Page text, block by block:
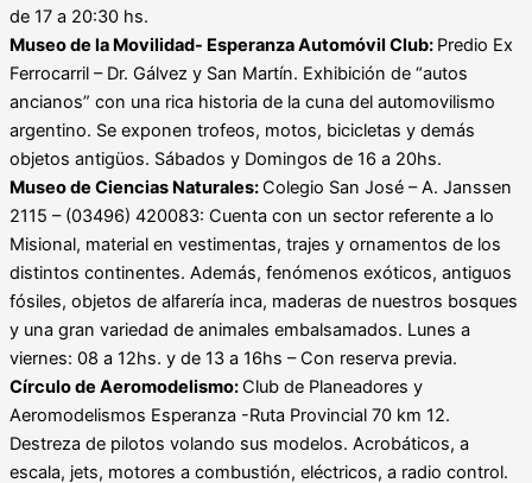
de 17 a 20:30 hs.
Museo de la Movilidad- Esperanza Automóvil Club: Predio Ex
Ferrocarril – Dr. Gálvez y San Martín. Exhibición de “autos
ancianos” con una rica historia de la cuna del automovilismo
argentino. Se exponen trofeos, motos, bicicletas y demás
objetos antigüos. Sábados y Domingos de 16 a 20hs.
Museo de Ciencias Naturales: Colegio San José – A. Janssen
2115 – (03496) 420083: Cuenta con un sector referente a lo
Misional, material en vestimentas, trajes y ornamentos de los
distintos continentes. Además, fenómenos exóticos, antiguos
fósiles, objetos de alfarería inca, maderas de nuestros bosques
y una gran variedad de animales embalsamados. Lunes a
viernes: 08 a 12hs. y de 13 a 16hs – Con reserva previa.
Círculo de Aeromodelismo: Club de Planeadores y
Aeromodelismos Esperanza -Ruta Provincial 70 km 12.
Destreza de pilotos volando sus modelos. Acrobáticos, a
escala, jets, motores a combustión, eléctricos, a radio control.